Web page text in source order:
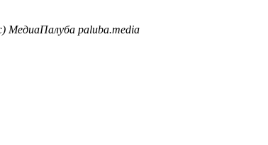
МедиаПалуба paluba.media